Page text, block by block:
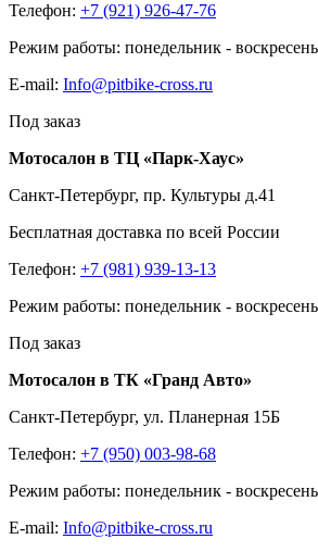
Телефон: +7 (921) 926-47-76
Режим работы: понедельник -
E-mail: Info@pitbike-cross.ru
Под заказ
Мотосалон в ТЦ «Парк-Хаус»
Санкт-Петербург, пр. Культуры д.41
Бесплатная доставка по всей России
Телефон: +7 (981) 939-13-13
Режим работы: понедельник -
Под заказ
Мотосалон в ТК «Гранд Авто»
Санкт-Петербург, ул. Планерная 15Б
Телефон: +7 (950) 003-98-68
Режим работы: понедельник -
E-mail: Info@pitbike-cross.ru